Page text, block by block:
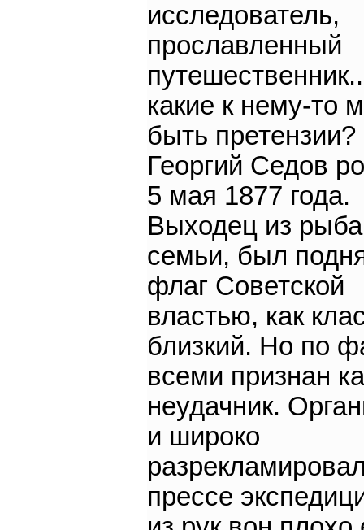
исследователь,
прославленный
какие к нему-то
быть претензии?
Георгий Седов
5 мая 1877 года.
Выходец из
семьи, был
флаг Советской
властью, как
близкий. Но по
всеми признан
неудачник.
и широко
прессе